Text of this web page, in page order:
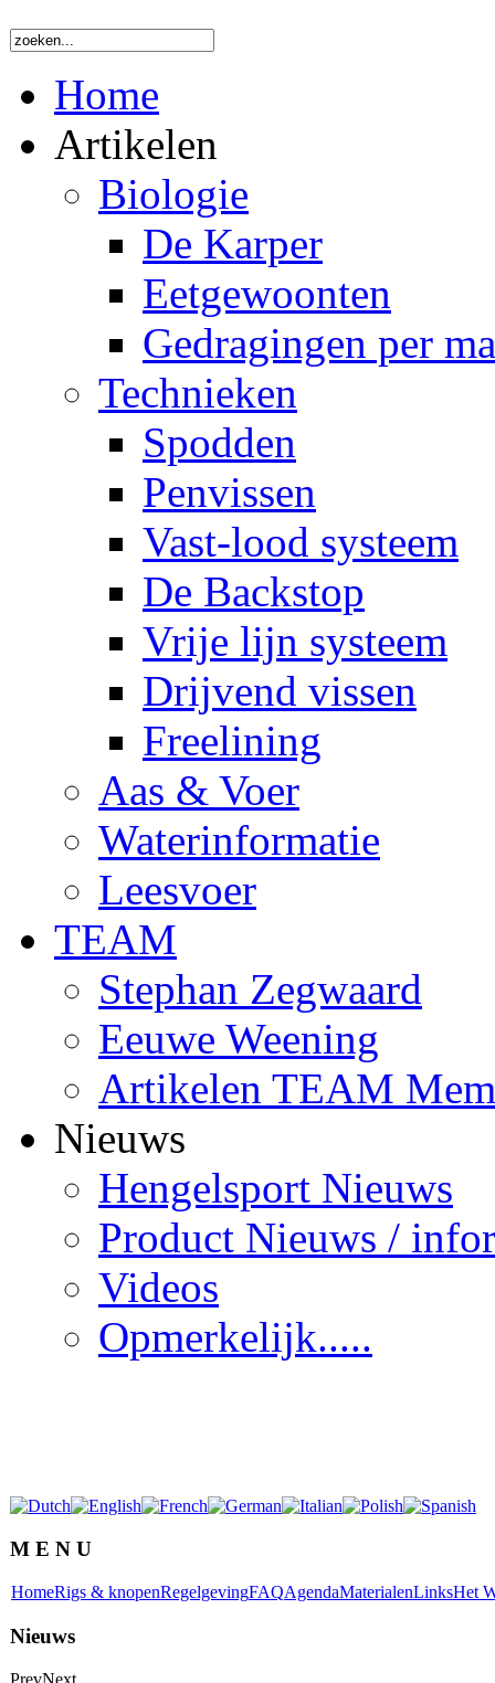
Home
Artikelen
Biologie
De Karper
Eetgewoonten
Gedragingen per
Technieken
Spodden
Penvissen
Vast-lood systeem
De Backstop
Vrije lijn systeem
Drijvend vissen
Freelining
Aas & Voer
Waterinformatie
Leesvoer
TEAM
Stephan Zegwaard
Eeuwe Weening
Artikelen TEAM
Nieuws
Hengelsport Nieuws
Product Nieuws /
Videos
Opmerkelijk.....
M E N U
HomeRigs & knopenRegelgevingFAQAgendaMaterialenLinksHet
Nieuws
PrevNext